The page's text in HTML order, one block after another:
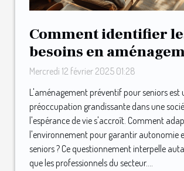
Comment identifier
besoins en
préventif pour seniors
Mercredi 12 février 2025 01:28
L'aménagement préventif pour seniors est
préoccupation grandissante dans une
l'espérance de vie s'accroît. Comment
l'environnement pour garantir autonomie
seniors ? Ce questionnement interpelle
que les professionnels du secteur....